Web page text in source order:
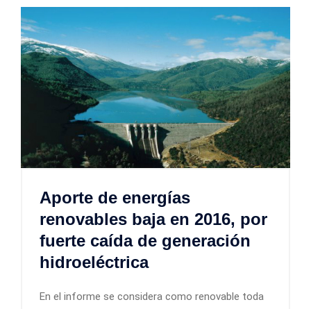
Aporte de energías
renovables baja en 2016, por
fuerte caída de generación
hidroeléctrica
En el informe se considera como renovable toda